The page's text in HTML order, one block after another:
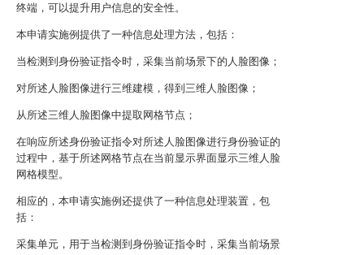
终端，可以提升用户信息的安全性。
本申请实施例提供了一种信息处理方法，包括：
当检测到身份验证指令时，采集当前场景下的人脸图像；
对所述人脸图像进行三维建模，得到三维人脸图像；
从所述三维人脸图像中提取网格节点；
在响应所述身份验证指令对所述人脸图像进行身份验证的
过程中，基于所述网格节点在当前显示界面显示三维人脸
网格模型。
相应的，本申请实施例还提供了一种信息处理装置，包
括：
采集单元，用于当检测到身份验证指令时，采集当前场景